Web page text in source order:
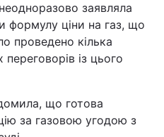
заявляла
формулу ціни на газ, що
проведено кілька
переговорів із цього
що готова
за газовою угодою з